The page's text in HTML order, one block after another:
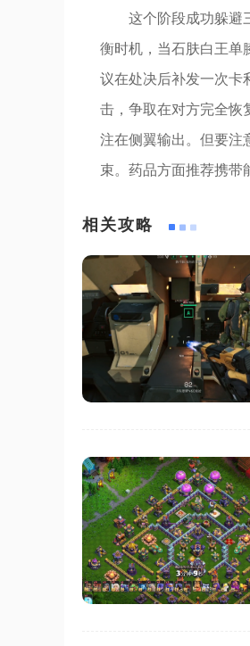
这个阶段成功躲避
衡时机，当石肤白王单
议在处决后补发一次卡
击，争取在对方完全恢
注在侧翼输出。但要注
束。药品方面推荐携带
相关攻略